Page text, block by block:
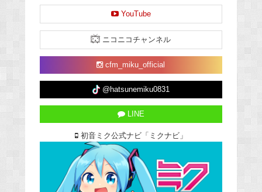
YouTube
ニコニコチャンネル
cfm_miku_official
@hatsunemiku0831
LINE
初音ミク公式ナビ「ミクナビ」